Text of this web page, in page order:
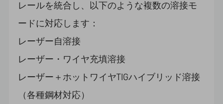
レールを統合し、以下のような複数の溶接モ
ードに対応します：
レーザー自溶接
レーザー・ワイヤ充填溶接
レーザー＋ホットワイヤTIGハイブリッド溶接
（各種鋼材対応）